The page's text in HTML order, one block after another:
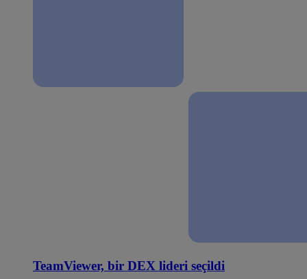
TeamViewer, bir DEX lideri seçildi